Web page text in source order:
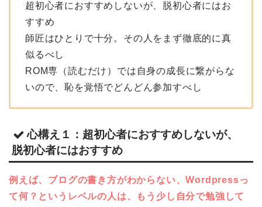
超初心者におすすめしないが、脱初心者にはお
すすめ
師匠はひとりで十分。その人をまず徹底的に真
似るべし
ROM専（読むだけ）では自身の成長に繋がらな
いので、恥を覚悟でどんどん参加すべし
心構え１：超初心者におすすめしないが、
脱初心者にはおすすめ
例えば、ブログの書き方がわからない、Wordpressっ
て何？というレベルの人は、もう少し自分で勉強して